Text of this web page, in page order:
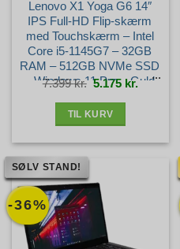
Lenovo X1 Yoga G6 14″
IPS Full-HD Flip-skærm
med Touchskærm – Intel
Core i5-1145G7 – 32GB
RAM – 512GB NVMe SSD
– Windows 11 Pro – Guld
7.399kr. Den
oprindelige
pris
5.175 kr.Den
aktuelle
pris
TIL KURV
-36%
SØLV STAND!